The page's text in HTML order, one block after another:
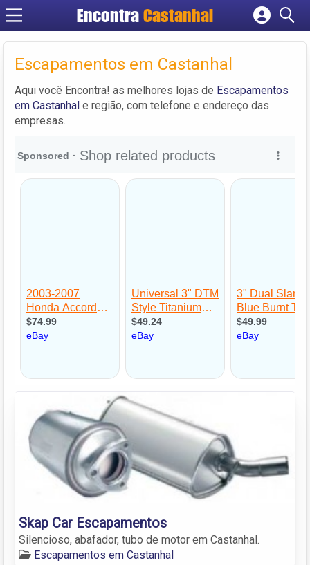
EncontraCastanhal
Cadastrar empresa
Criar conta
Escapamentos em Castanhal
Aqui você Encontra! as melhores lojas de Escapamentos
em Castanhal e região, com telefone e endereço das
empresas.
Skap Car Escapamentos
Silencioso, abafador, tubo de motor em Castanhal.
Escapamentos em Castanhal